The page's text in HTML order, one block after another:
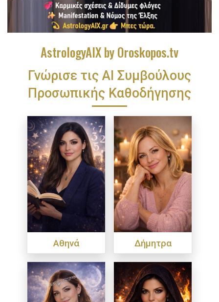
AstrologyAIX by Oroskopos.tv
Γνώρισε τις ΑΙ Συμβούλους
Προσωπικής Καθοδήγησης
Αθηνά Δήμητρα